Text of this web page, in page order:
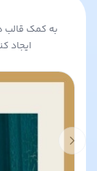
به کمک قالب
ایجاد
Previous slide